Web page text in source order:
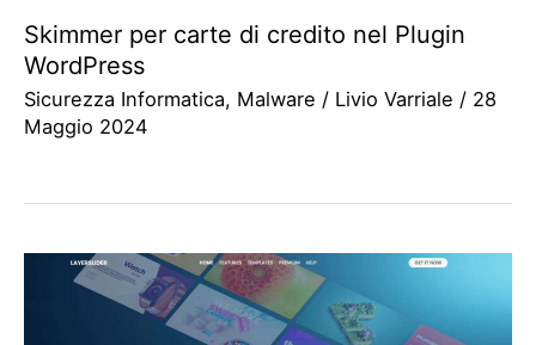
Skimmer per carte di credito nel Plugin
WordPress
Sicurezza Informatica, Malware / Livio Varriale / 28
Maggio 2024